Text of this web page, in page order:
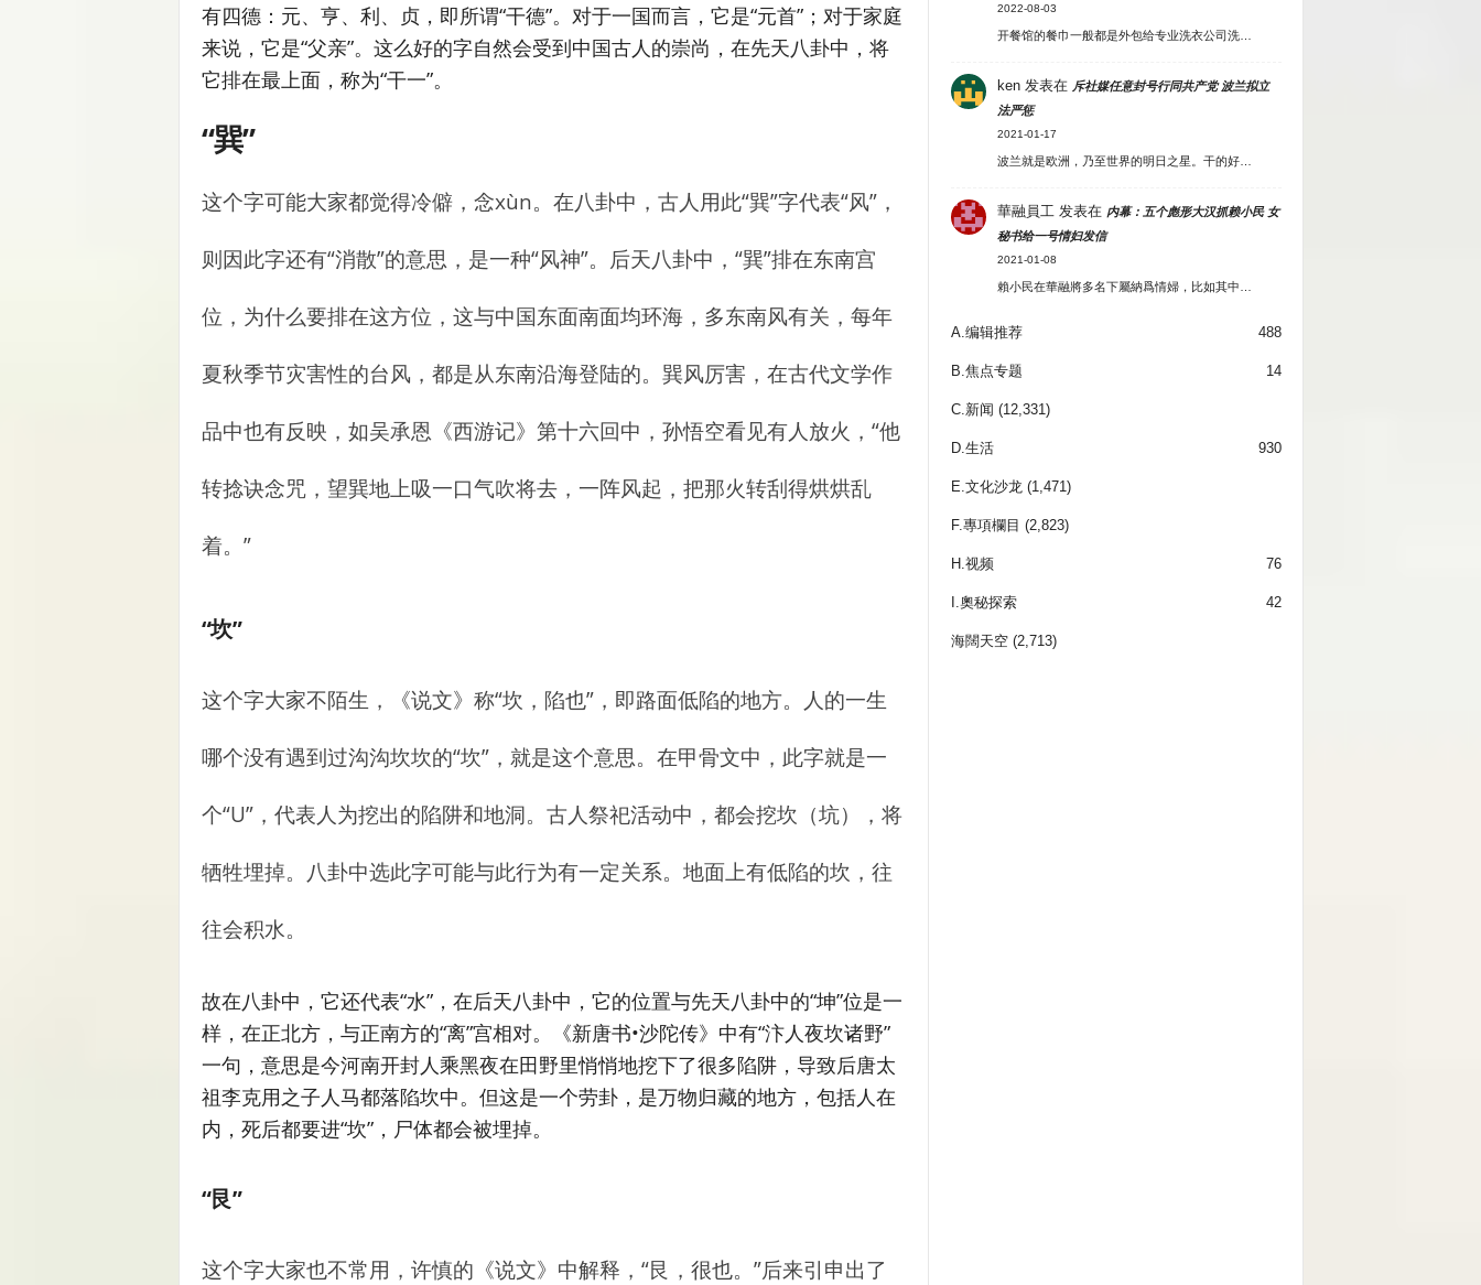
有四德：元、亨、利、贞，即所谓“干德”。对于一国而言，它是“元首”；对于家庭
来说，它是“父亲”。这么好的字自然会受到中国古人的崇尚，在先天八卦中，将
它排在最上面，称为“干一”。
“巽”
这个字可能大家都觉得冷僻，念xùn。在八卦中，古人用此“巽”字代表“风”，
则因此字还有“消散”的意思，是一种“风神”。后天八卦中，“巽”排在东南宫
位，为什么要排在这方位，这与中国东面南面均环海，多东南风有关，每年
夏秋季节灾害性的台风，都是从东南沿海登陆的。巽风厉害，在古代文学作
品中也有反映，如吴承恩《西游记》第十六回中，孙悟空看见有人放火，“他
转捻诀念咒，望巽地上吸一口气吹将去，一阵风起，把那火转刮得烘烘乱
着。”
“坎”
这个字大家不陌生，《说文》称“坎，陷也”，即路面低陷的地方。人的一生
哪个没有遇到过沟沟坎坎的“坎”，就是这个意思。在甲骨文中，此字就是一
个“U”，代表人为挖出的陷阱和地洞。古人祭祀活动中，都会挖坎（坑），将
牺牲埋掉。八卦中选此字可能与此行为有一定关系。地面上有低陷的坎，往
往会积水。
故在八卦中，它还代表“水”，在后天八卦中，它的位置与先天八卦中的“坤”位是一
样，在正北方，与正南方的“离”宫相对。《新唐书•沙陀传》中有“汴人夜坎诸野”
一句，意思是今河南开封人乘黑夜在田野里悄悄地挖下了很多陷阱，导致后唐太
祖李克用之子人马都落陷坎中。但这是一个劳卦，是万物归藏的地方，包括人在
内，死后都要进“坎”，尸体都会被埋掉。
“艮”
这个字大家也不常用，许慎的《说文》中解释，“艮，很也。”后来引申出了
2022-08-03
开餐馆的餐巾一般都是外包给专业洗衣公司洗…
ken发表在 斥社媒任意封号行同共产党 波兰拟立
法严惩
2021-01-17
波兰就是欧洲，乃至世界的明日之星。干的好…
華融員工 发表在 内幕：五个彪形大汉抓赖小民 女
秘书给一号情妇发信
2021-01-08
賴小民在華融將多名下屬納爲情婦，比如其中…
A.编辑推荐 488
B.焦点专题 14
C.新闻 (12,331)
D.生活 930
E.文化沙龙 (1,471)
F.專項欄目 (2,823)
H.视频 76
I.奧秘探索 42
海闊天空(2,713)